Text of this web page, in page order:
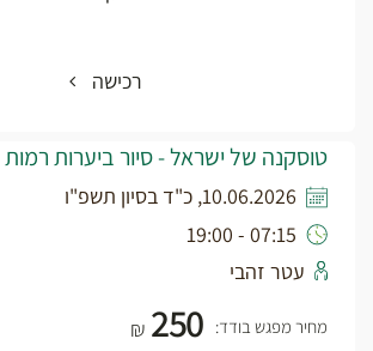
רכישה
טוסקנה של ישראל - סיור ביערות
10.06.2026, כ"ד בסיון תשפ"ו
07:15 - 19:00
עטר זהבי
מחיר מפגש בודד: ₪ 250